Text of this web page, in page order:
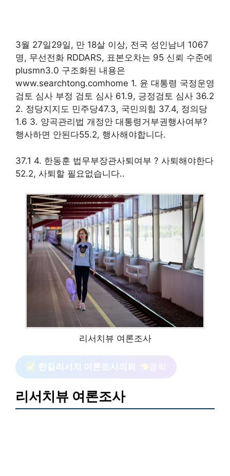
3월 27일29일, 만 18살 이상, 전국 성인남녀 1067
명, 무선전화 RDDARS, 표본오차는 95 신뢰 수준에
plusmn3.0 구조화된 내용은
www.searchtong.comhome 1. 윤 대통령 국정운영
검토 심사 부정 검토 심사 61.9, 긍정검토 심사 36.2
2. 정당지지도 민주당47.3, 국민의힘 37.4, 정의당
1.6 3. 양곡관리법 개정안 대통령거부권행사여부?
행사하면 안된다55.2, 행사해야합니다.
37.1 4. 한동훈 법무부장관사퇴여부 ? 사퇴해야한다
52.2, 사퇴할 필요없습니다..
리서치뷰 여론조사
한길리서치 여론조사의뢰
리서치뷰 여론조사